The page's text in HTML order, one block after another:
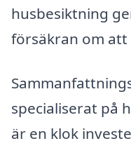
husbesiktning
försäkran om att
specialiserat på
är en klok